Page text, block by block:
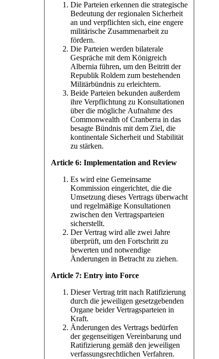
Die Parteien erkennen die strategische
Bedeutung der regionalen Sicherheit
an und verpflichten sich, eine engere
militärische Zusammenarbeit zu
fördern.
Die Parteien werden bilaterale
Gespräche mit dem Königreich
Albernia führen, um den Beitritt der
Republik Roldem zum bestehenden
Militärbündnis zu erleichtern.
Beide Parteien bekunden außerdem
ihre Verpflichtung zu Konsultationen
über die mögliche Aufnahme des
Commonwealth of Cranberra in das
besagte Bündnis mit dem Ziel, die
kontinentale Sicherheit und Stabilität
zu stärken.
Article 6: Implementation and Review
Es wird eine Gemeinsame
Kommission eingerichtet, die die
Umsetzung dieses Vertrags überwacht
und regelmäßige Konsultationen
zwischen den Vertragsparteien
sicherstellt.
Der Vertrag wird alle zwei Jahre
überprüft, um den Fortschritt zu
bewerten und notwendige
Änderungen in Betracht zu ziehen.
Article 7: Entry into Force
Dieser Vertrag tritt nach Ratifizierung
durch die jeweiligen gesetzgebenden
Organe beider Vertragsparteien in
Kraft.
Änderungen des Vertrags bedürfen
der gegenseitigen Vereinbarung und
Ratifizierung gemäß den jeweiligen
verfassungsrechtlichen Verfahren.